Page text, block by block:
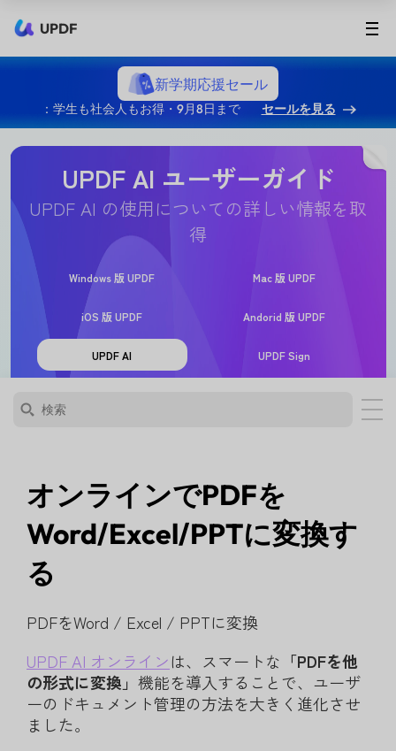
UPDF
新学期応援セール
：学生も社会人もお得・9月8日まで セールを見る
UPDF AI ユーザーガイド
UPDF AI の使用についての詳しい情報を取
得
Windows 版 UPDF Mac 版 UPDF
iOS 版 UPDF Andorid 版 UPDF
UPDF AI UPDF Sign
オンラインでPDFを
Word/Excel/PPTに変換す
る
PDFをWord / Excel / PPTに変換
UPDF AI オンラインは、スマートな 「PDFを他
の形式に変換」 機能を導入することで、ユーザ
ーのドキュメント管理の方法を大きく進化させ
ました。